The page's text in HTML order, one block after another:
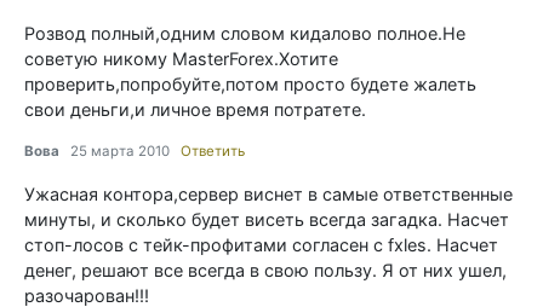
Розвод полный,одним словом кидалово полное.Не
советую никому MasterForex.Хотите
проверить,попробуйте,потом просто будете жалеть
свои деньги,и личное время потратете.
Вова 25 марта 2010 Ответить
Ужасная контора,сервер виснет в самые ответственные
минуты, и сколько будет висеть всегда загадка. Насчет
стоп-лосов с тейк-профитами согласен с fxles. Насчет
денег, решают все всегда в свою пользу. Я от них ушел,
разочарован!!!